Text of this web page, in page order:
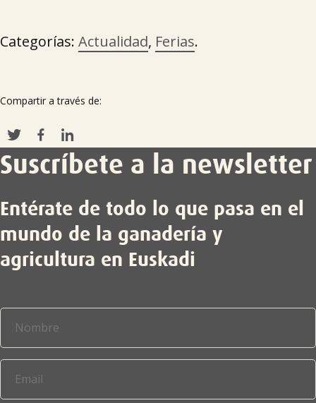
Categorías: Actualidad, Ferias.
Compartir a través de:
Suscríbete a la newsletter
Entérate de todo lo que pasa en el
mundo de la ganadería y
agricultura en Euskadi